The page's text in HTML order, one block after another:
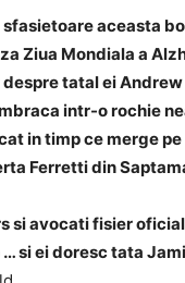
aceasta
Ziua Mondiala a
tatal ei Andrew
intr-o rochie
in timp ce merge
Ferretti din
si avocati fisier
si ei doresc tata